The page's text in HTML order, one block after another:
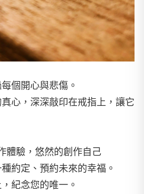
個開心與悲傷。
心，深深敲印在戒指上，讓它
體驗，悠然的創作自己
約定、預約未來的幸福。
紀念您的唯一。